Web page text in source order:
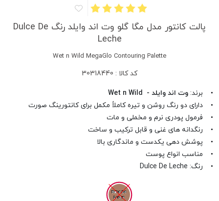
پالت کانتور مدل مگا گلو وت اند وایلد رنگ Dulce De
Leche
Wet n Wild MegaGlo Contouring Palette
کد کالا : 30318440
• برند: وت اند وایلد - Wet n Wild
• دارای دو رنگ روشن و تیره کاملاً مکمل برای کانتورینگ صورت
• فرمول پودری نرم و مخملی و مات
• رنگدانه های غنی و قابل ترکیب و ساخت
• پوشش دهی یکدست و ماندگاری بالا
• مناسب انواع پوست
• رنگ: Dulce De Leche
Dulce De
Leche